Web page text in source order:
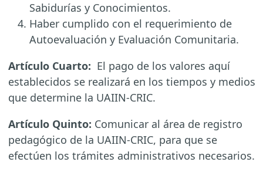
Sabidurías y Conocimientos.
Haber cumplido con el requerimiento de
Autoevaluación y Evaluación Comunitaria.
Artículo Cuarto: El pago de los valores aquí
establecidos se realizará en los tiempos y medios
que determine la UAIIN-CRIC.
Artículo Quinto: Comunicar al área de registro
pedagógico de la UAIIN-CRIC, para que se
efectúen los trámites administrativos necesarios.